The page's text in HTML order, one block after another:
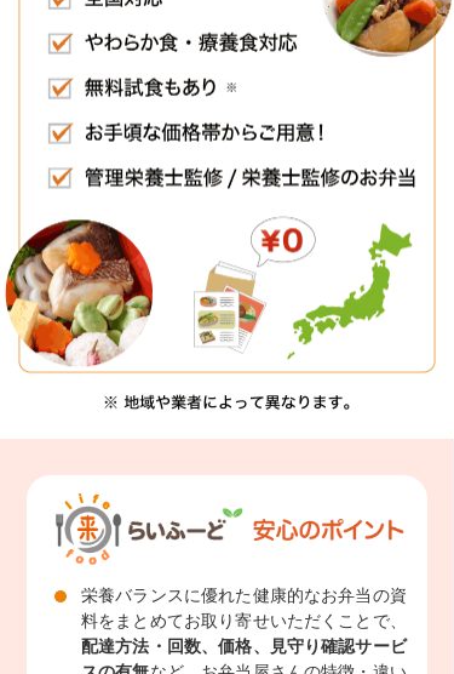
栄養バランスに優れた健康的なお弁当の資
料をまとめてお取り寄せいただくことで、
配達方法・回数、価格、見守り確認サービ